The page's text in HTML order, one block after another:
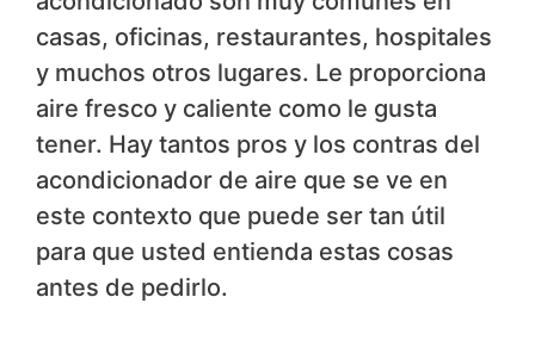
casas, oficinas, restaurantes, hospitales
y muchos otros lugares. Le proporciona
aire fresco y caliente como le gusta
tener. Hay tantos pros y los contras del
acondicionador de aire que se ve en
este contexto que puede ser tan útil
para que usted entienda estas cosas
antes de pedirlo.